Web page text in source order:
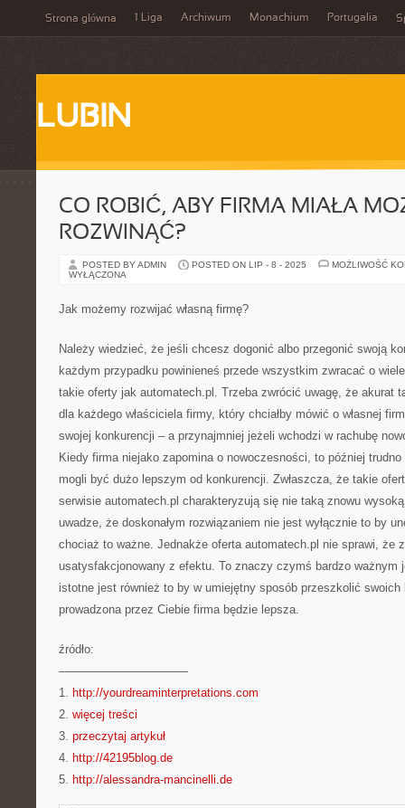
Strona główna 1 Liga Archiwum Monachium Portugalia
LUBIN
CO ROBIĆ, ABY FIRMA MIAŁA
ROZWINĄĆ?
POSTED BY ADMIN POSTED ON LIP - 8 - 2025
MOŻLIWOŚĆ
WYŁĄCZONA
Jak możemy rozwijać własną firmę?
Należy wiedzieć, że jeśli chcesz dogonić albo przegonić swoją
każdym przypadku powinieneś przede wszystkim zwracać o
takie oferty jak automatech.pl. Trzeba zwrócić uwagę, że akurat
dla każdego właściciela firmy, który chciałby mówić o własnej
swojej konkurencji – a przynajmniej jeżeli wchodzi w rachubę
Kiedy firma niejako zapomina o nowoczesności, to później
mogli być dużo lepszym od konkurencji. Zwłaszcza, że takie
serwisie automatech.pl charakteryzują się nie taką znowu
uwadze, że doskonałym rozwiązaniem nie jest wyłącznie to by
chociaż to ważne. Jednakże oferta automatech.pl nie sprawi, że
usatysfakcjonowany z efektu. To znaczy czymś bardzo ważnym
istotne jest również to by w umiejętny sposób przeszkolić
prowadzona przez Ciebie firma będzie lepsza.
źródło:
———————————
1. http://yourdreaminterpretations.com
2. więcej treści
3. przeczytaj artykuł
4. http://42195blog.de
5. http://alessandra-mancinelli.de